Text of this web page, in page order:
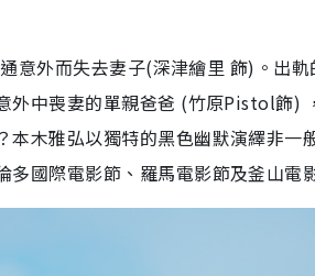
意外而失去妻子(深津繪里 飾)。出
外中喪妻的單親爸爸 (竹原Pistol飾)
本木雅弘以獨特的黑色幽默演繹非
多國際電影節、羅馬電影節及釜山電